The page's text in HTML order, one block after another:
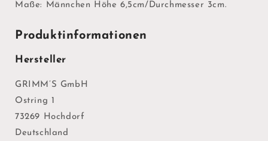
Maße: Männchen Höhe 6,5cm/Durchmesser 3cm.
Produktinformationen
Hersteller
GRIMM’S GmbH
Ostring 1
73269 Hochdorf
Deutschland